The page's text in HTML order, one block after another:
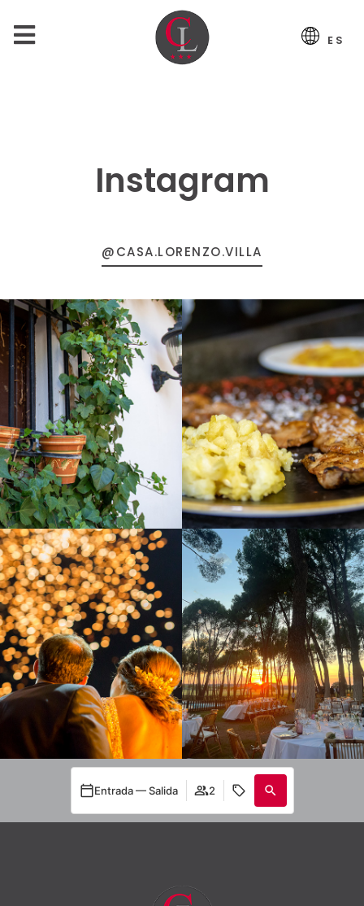
ES
Instagram
@CASA.LORENZO.VILLA
Entrada — Salida 2